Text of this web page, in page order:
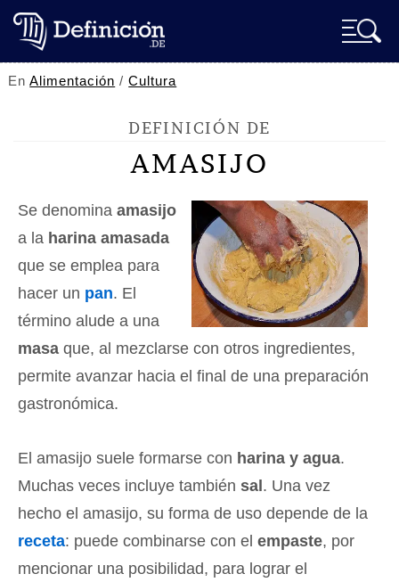
EnAlimentación /Cultura
DEFINICIÓN DE
AMASIJO
Se denomina amasijo
a la harina amasada
que se emplea para
hacer un pan. El
término alude a una
masa que, al mezclarse con otros ingredientes,
permite avanzar hacia el final de una preparación
gastronómica.
El amasijo suele formarse con harina y agua.
Muchas veces incluye también sal . Una vez
hecho el amasijo, su forma de uso depende de la
receta: puede combinarse con el empaste, por
mencionar una posibilidad, para lograr el